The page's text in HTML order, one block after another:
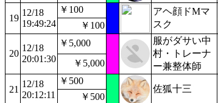
19
12/18
19:49:24
￥100
アヘ顔ドMマ
スク
￥100
20
12/18
20:01:30
￥5,000
服がダサい中
村・トレーナ
ー兼整体師
￥5,000
21
12/18
20:12:11
￥500
佐狐十三
￥500